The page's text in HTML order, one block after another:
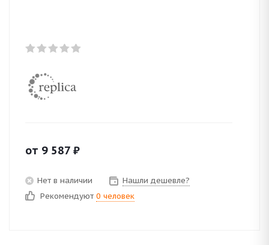
от 9 587 ₽
Нет в наличии
Нашли дешевле?
Рекомендуют 0 человек